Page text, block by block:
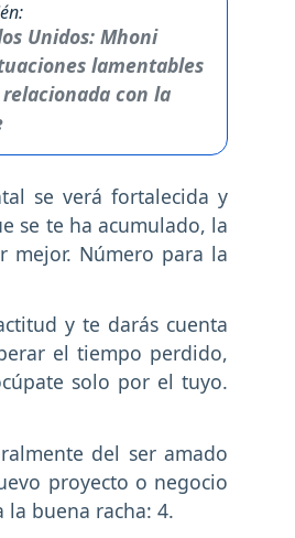
Unidos: Mhoni
lamentables
con la
se verá fortalecida y
se te ha acumulado, la
mejor. Número para la
y te darás cuenta
el tiempo perdido,
solo por el tuyo.
del ser amado
proyecto o negocio
buena racha: 4.